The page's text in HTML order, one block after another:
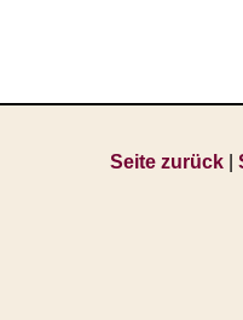
Seite zurück|